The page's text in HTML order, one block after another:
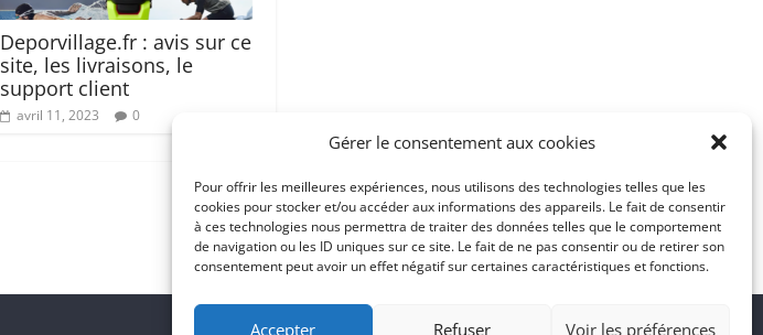
Gérer le consentement aux cookies
Pour offrir les meilleures expériences, nous utilisons des technologies telles que les
cookies pour stocker et/ou accéder aux informations des appareils. Le fait de consentir
à ces technologies nous permettra de traiter des données telles que le comportement
de navigation ou les ID uniques sur ce site. Le fait de ne pas consentir ou de retirer son
consentement peut avoir un effet négatif sur certaines caractéristiques et fonctions.
Accepter Refuser Voir les préférences
Deporvillage.fr : avis sur ce
site, les livraisons, le
support client
avril 11, 2023 0